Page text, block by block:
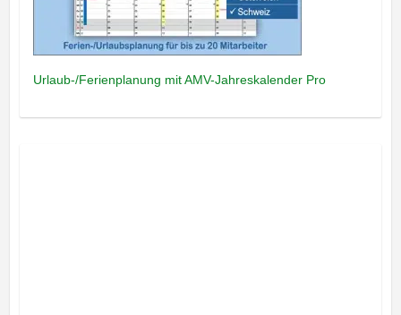
Urlaub-/Ferienplanung mit AMV-Jahreskalender Pro